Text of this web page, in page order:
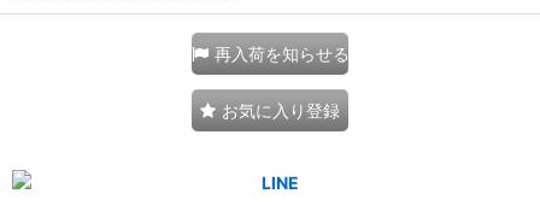
再入荷を知らせる
お気に入り登録